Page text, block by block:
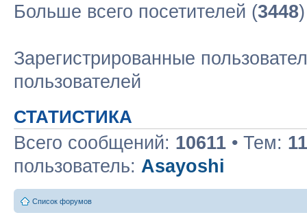
Больше всего посетителей (3448
Зарегистрированные
пользователей
СТАТИСТИКА
Всего сообщений: 10611 • Тем:
пользователь: Asayoshi
Список форумов